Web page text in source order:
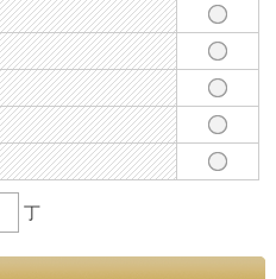
丁